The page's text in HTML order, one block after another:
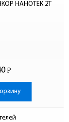
НАНОТЕК 2Т
Р
-